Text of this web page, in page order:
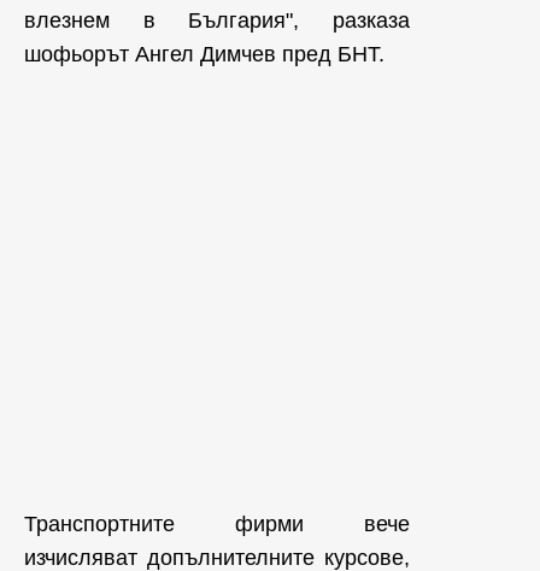
влезнем в България", разказа
шофьорът Ангел Димчев пред БНТ.
Транспортните фирми вече
изчисляват допълнителните курсове,